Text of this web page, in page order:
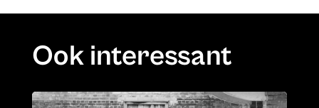
Ook interessant